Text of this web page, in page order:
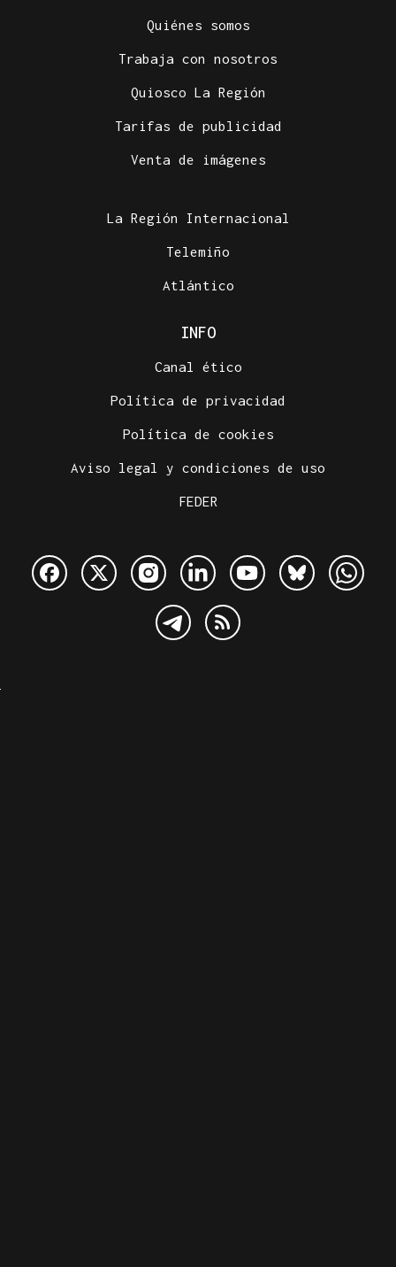
Quiénes somos
Trabaja con nosotros
Quiosco La Región
Tarifas de publicidad
Venta de imágenes
La Región Internacional
Telemiño
Atlántico
INFO
Canal ético
Política de privacidad
Política de cookies
Aviso legal y condiciones de uso
FEDER